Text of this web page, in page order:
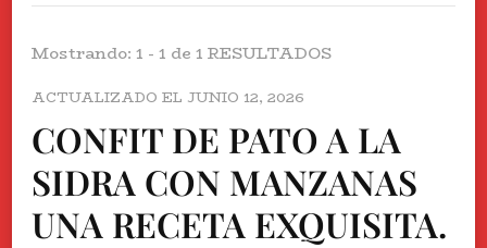
Mostrando: 1 - 1 de 1 RESULTADOS
ACTUALIZADO EL JUNIO 12, 2026
CONFIT DE PATO A LA
SIDRA CON MANZANAS
UNA RECETA EXQUISITA.